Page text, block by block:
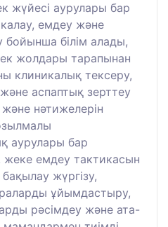
жүйесі аурулары бар
емдеу және
бойынша білім алады,
жолдары тарапынан
клиникалық тексеру,
аспаптық зерттеу
және нәтижелерін
аурулары бар
жеке емдеу тактикасын
жүргізу,
ұйымдастыру,
рәсімдеу және ата-